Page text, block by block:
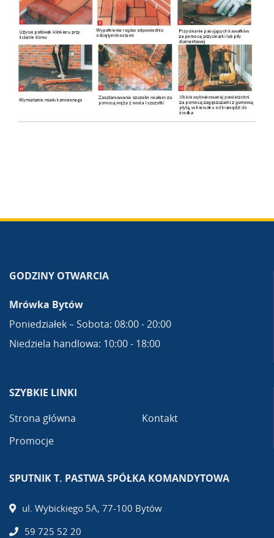
GODZINY OTWARCIA
Mrówka Bytów
Poniedziałek – Sobota: 08:00 - 20:00
Niedziela handlowa: 10:00 - 18:00
SZYBKIE LINKI
Strona główna
Promocje
Kontakt
SPUTNIK T. PASTWA SPÓŁKA KOMANDYTOWA
ul. Wybickiego 5A, 77-100 Bytów
59 725 52 20